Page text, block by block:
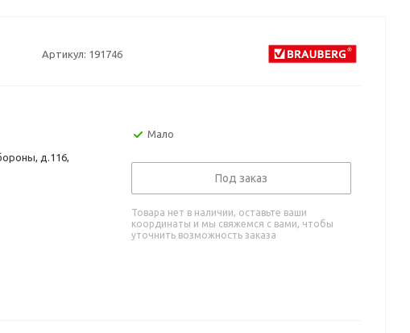
Артикул: 191746
д.116,
Мало
Под заказ
Товара нет в наличии, оставьте ваши
координаты и мы свяжемся с вами, чтобы
уточнить возможность заказа